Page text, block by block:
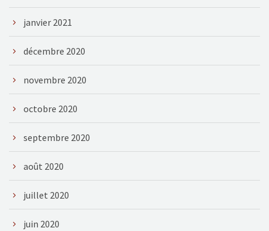
janvier 2021
décembre 2020
novembre 2020
octobre 2020
septembre 2020
août 2020
juillet 2020
juin 2020